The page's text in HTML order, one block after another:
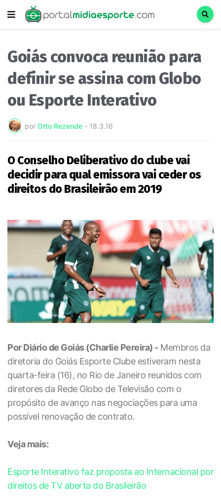
Goiás convoca reunião para
definir se assina com Globo
ou Esporte Interativo
por Otto Rezende - 18.3.16
O Conselho Deliberativo do clube vai
decidir para qual emissora vai ceder os
direitos do Brasileirão em 2019
Por Diário de Goiás (Charlie Pereira) -Membros da
diretoria do Goiás Esporte Clube estiveram nesta
quarta-feira (16), no Rio de Janeiro reunidos com
diretores da Rede Globo de Televisão com o
propósito de avanço nas negociações para uma
possível renovação de contrato.
Veja mais:
Esporte Interativo faz proposta ao Internacional por
direitos de TV aberta do Brasileirão